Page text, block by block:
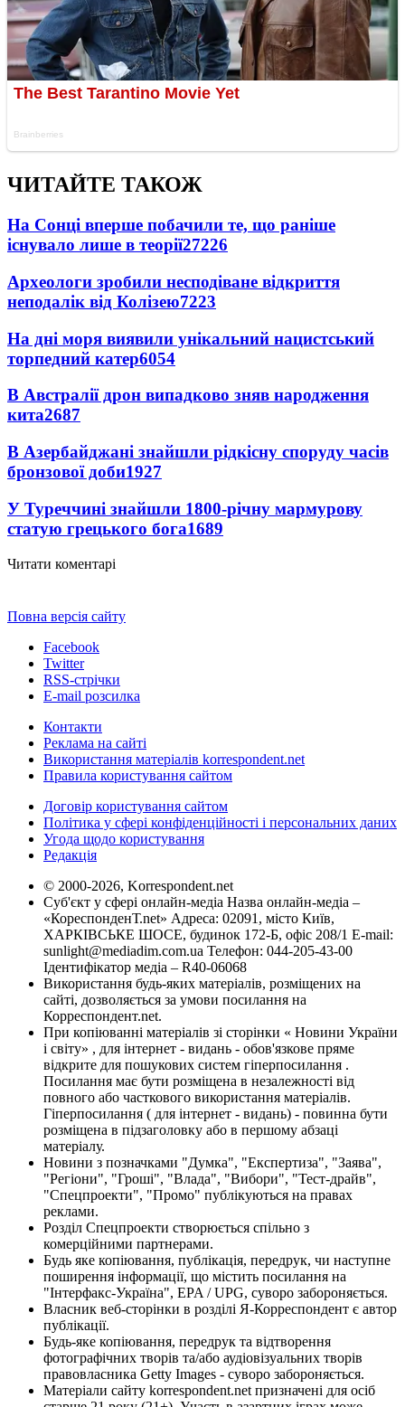
ЧИТАЙТЕ ТАКОЖ
На Сонці вперше побачили те, що раніше
існувало лише в теорії27226
Археологи зробили несподіване відкриття
неподалік від Колізею7223
На дні моря виявили унікальний нацистський
торпедний катер6054
В Австралії дрон випадково зняв народження
кита2687
В Азербайджані знайшли рідкісну споруду часів
бронзової доби1927
У Туреччині знайшли 1800-річну мармурову
статую грецького бога1689
Читати коментарі
Повна версія сайту
Facebook
Twitter
RSS-стрічки
E-mail розсилка
Контакти
Реклама на сайті
Використання матеріалів korrespondent.net
Правила користування сайтом
Договір користування сайтом
Політика у сфері конфіденційності і персональних даних
Угода щодо користування
Редакція
© 2000-2026, Korrespondent.net
Суб'єкт у сфері онлайн-медіа Назва онлайн-медіа –
«КореспонденТ.net» Адреса: 02091, місто Київ,
ХАРКІВСЬКЕ ШОСЕ, будинок 172-Б, офіс 208/1 E-mail:
sunlight@mediadim.com.ua Телефон: 044-205-43-00
Ідентифікатор медіа – R40-06068
Використання будь-яких матеріалів, розміщених на
сайті, дозволяється за умови посилання на
Корреспондент.net.
При копіюванні матеріалів зі сторінки « Новини України
і світу» , для інтернет - видань - обов'язкове пряме
відкрите для пошукових систем гіперпосилання .
Посилання має бути розміщена в незалежності від
повного або часткового використання матеріалів.
Гіперпосилання ( для інтернет - видань) - повинна бути
розміщена в підзаголовку або в першому абзаці
матеріалу.
Новини з позначками "Думка", "Експертиза", "Заява",
"Регіони", "Гроші", "Влада", "Вибори", "Тест-драйв",
"Спецпроекти", "Промо" публікуються на правах
реклами.
Розділ Спецпроекти створюється спільно з
комерційними партнерами.
Будь яке копіювання, публікація, передрук, чи наступне
поширення інформації, що містить посилання на
"Інтерфакс-Україна", EPA / UPG, суворо забороняється.
Власник веб-сторінки в розділі Я-Корреспондент є автор
публікації.
Будь-яке копіювання, передрук та відтворення
фотографічних творів та/або аудіовізуальних творів
правовласника Getty Images - суворо забороняється.
Матеріали сайту korrespondent.net призначені для осіб